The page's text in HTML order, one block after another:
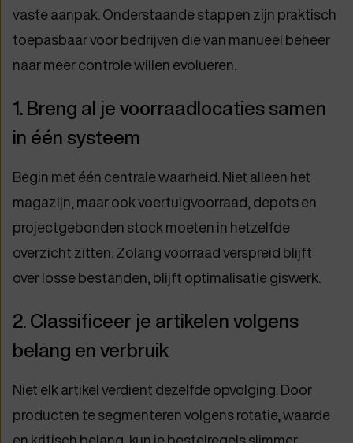
vaste aanpak. Onderstaande stappen zijn praktisch
toepasbaar voor bedrijven die van manueel beheer
naar meer controle willen evolueren.
1. Breng al je voorraadlocaties samen
in één systeem
Begin met één centrale waarheid. Niet alleen het
magazijn, maar ook voertuigvoorraad, depots en
projectgebonden stock moeten in hetzelfde
overzicht zitten. Zolang voorraad verspreid blijft
over losse bestanden, blijft optimalisatie giswerk.
2. Classificeer je artikelen volgens
belang en verbruik
Niet elk artikel verdient dezelfde opvolging. Door
producten te segmenteren volgens rotatie, waarde